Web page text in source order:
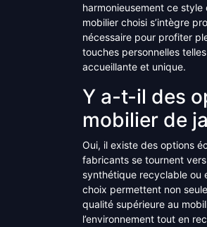
harmonieusement ce
mobilier choisi s’intègre
nécessaire pour profiter
touches personnelles
accueillante et unique.
Y a-t-il des
mobilier de
Oui, il existe des options
fabricants se tournent
synthétique recyclable ou
choix permettent non
qualité supérieure au
l’environnement tout en